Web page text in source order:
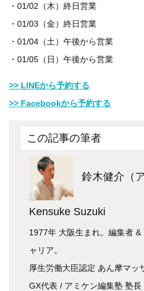
・01/02（木）終日営業
・01/03（金）終日営業
・01/04（土）午後から営業
・01/05（日）午後から営業
>> LINEから予約する
>> Facebookから予約する
この記事の筆者
鈴木健介（
Kensuke Suzuki
1977年 大阪生まれ。編集者
ャリア。
厚生労働大臣認定 あん摩マッ
GX代表 / アミケン編集塾 塾